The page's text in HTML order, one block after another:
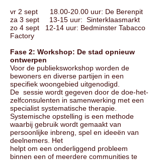
vr 2 sept 18.00-20.00 uur: De Berenpit
za 3 sept 13-15 uur: Sinterklaasmarkt
zo 4 sept 12-14 uur: Bedminster Tabacco
Factory
Fase 2: Workshop: De stad opnieuw
ontwerpen
Voor de publieksworkshop worden de
bewoners en diverse partijen in een
specifiek woongebied uitgenodigd.
De sessie wordt gegeven door de doe-het-
zelfconsulenten in samenwerking met een
specialist systematische therapie.
Systemische opstelling is een methode
waarbij gebruik wordt gemaakt van
persoonlijke inbreng, spel en ideeën van
deelnemers. Het
helpt om een onderliggend probleem
binnen een of meerdere communities te